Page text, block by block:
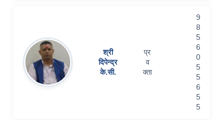
श्री
दिपेन्द्र
के.सी.
प्र
व
क्ता
9
8
5
6
0
5
5
6
5
5